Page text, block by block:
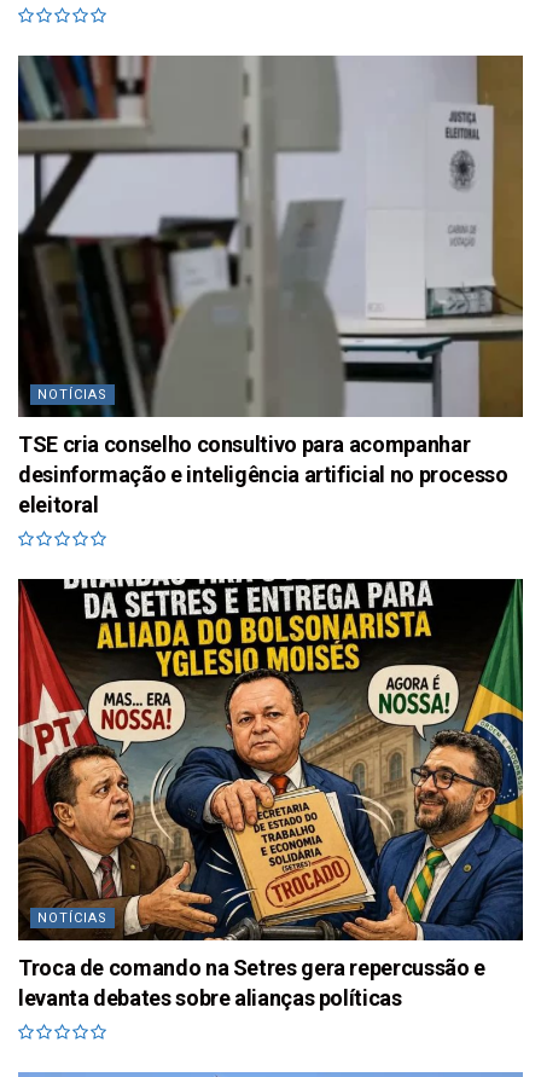
NOTÍCIAS
TSE cria conselho consultivo para acompanhar
desinformação e inteligência artificial no processo
eleitoral
NOTÍCIAS
Troca de comando na Setres gera repercussão e
levanta debates sobre alianças políticas